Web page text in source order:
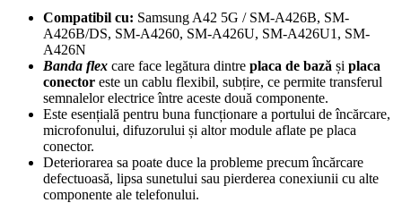
Compatibil cu: Samsung A42 5G / SM-A426B, SM-
A426B/DS, SM-A4260, SM-A426U, SM-A426U1, SM-
A426N
Banda flex care face legătura dintre placa de bază și placa
conector este un cablu flexibil, subțire, ce permite transferul
semnalelor electrice între aceste două componente.
Este esențială pentru buna funcționare a portului de încărcare,
microfonului, difuzorului și altor module aflate pe placa
conector.
Deteriorarea sa poate duce la probleme precum încărcare
defectuoasă, lipsa sunetului sau pierderea conexiunii cu alte
componente ale telefonului.